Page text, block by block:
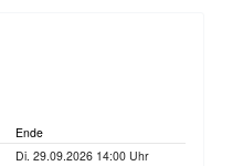
Ende
Di. 29.09.2026 14:00 Uhr